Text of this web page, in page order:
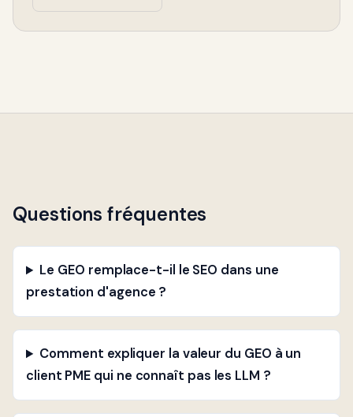
Questions fréquentes
Le GEO remplace-t-il le SEO dans une
prestation d'agence ?
Comment expliquer la valeur du GEO à un
client PME qui ne connaît pas les LLM ?